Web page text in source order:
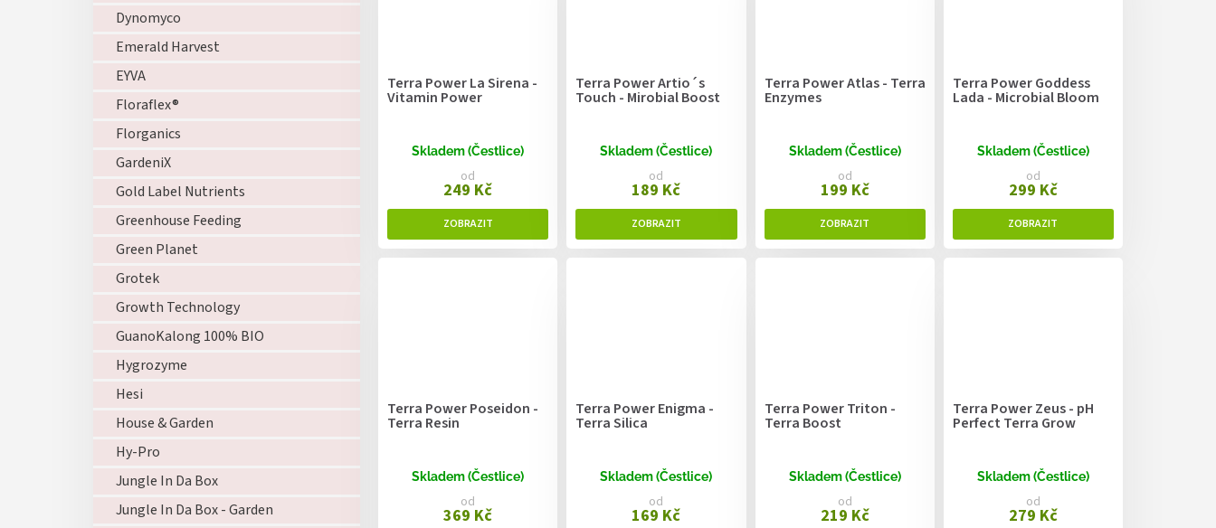
Dynomyco
Emerald Harvest
EYVA
Floraflex®
Florganics
GardeniX
Gold Label Nutrients
Greenhouse Feeding
Green Planet
Grotek
Growth Technology
GuanoKalong 100% BIO
Hygrozyme
Hesi
House & Garden
Hy-Pro
Jungle In Da Box
Jungle In Da Box - Garden
Terra Power La Sirena -
Vitamin Power
Skladem (Čestlice)
od
249 Kč
Terra Power Artio´s
Touch - Mirobial Boost
Skladem (Čestlice)
od
189 Kč
Terra Power Atlas - Terra
Enzymes
Skladem (Čestlice)
od
199 Kč
Terra Power Goddess
Lada - Microbial Bloom
Skladem (Čestlice)
od
299 Kč
Terra Power Poseidon -
Terra Resin
Skladem (Čestlice)
od
369 Kč
Terra Power Enigma -
Terra Silica
Skladem (Čestlice)
od
169 Kč
Terra Power Triton -
Terra Boost
Skladem (Čestlice)
od
219 Kč
Terra Power Zeus - pH
Perfect Terra Grow
Skladem (Čestlice)
od
279 Kč